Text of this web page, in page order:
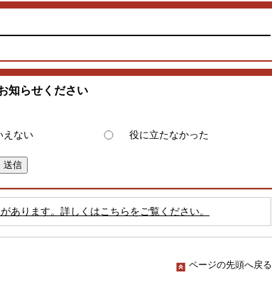
知らせください
えない 役に立たなかった
あります。詳しくはこちらをご覧ください。
ページの先頭へ戻る